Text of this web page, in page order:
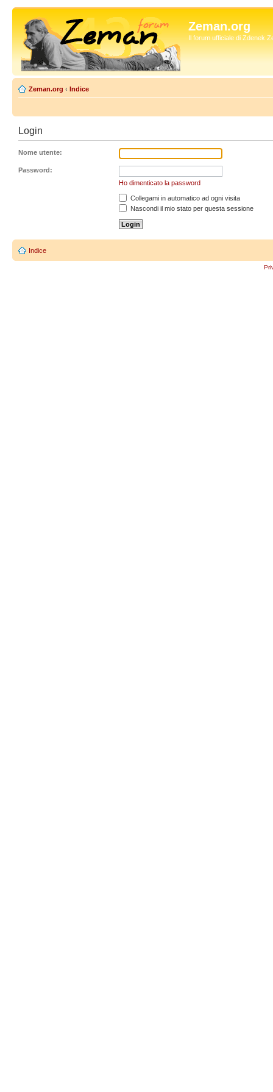
Zeman.org
Il forum ufficiale di Zdenek
Zeman.org ‹ Indice
Login
Nome utente:
Password:
Ho dimenticato la password
Collegami in automatico ad ogni visita
Nascondi il mio stato per questa sessione
Indice